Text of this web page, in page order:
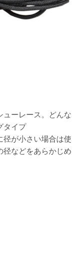
ューレース。どんな
タイプ
が小さい場合は使
径などをあらかじめ